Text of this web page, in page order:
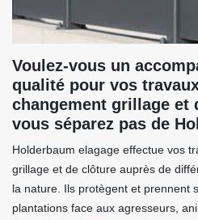
Voulez-vous un
qualité pour vos
changement grillage et
vous séparez pas de
Holderbaum elagage effectue vos
grillage et de clôture auprès de
la nature. Ils protègent et prennent
plantations face aux agresseurs,